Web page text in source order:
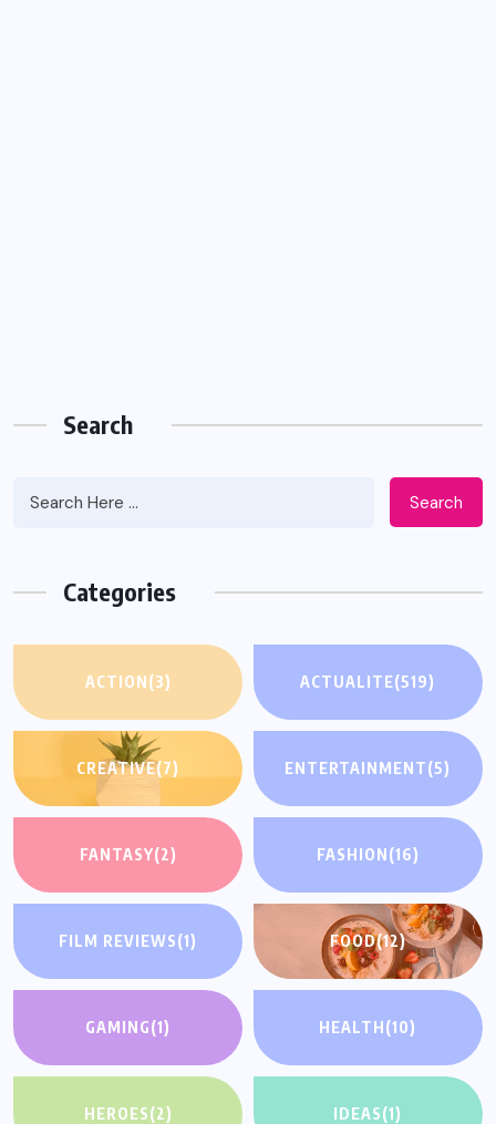
Search
Search
Categories
ACTION(3) ACTUALITE(519)
CREATIVE(7) ENTERTAINMENT(5)
FANTASY(2) FASHION(16)
FILM REVIEWS(1) FOOD(12)
GAMING(1) HEALTH(10)
HEROES(2) IDEAS(1)